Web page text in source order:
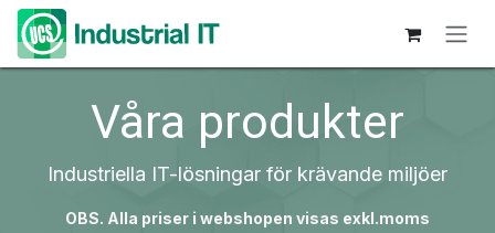
Hoppa till innehåll
Våra produkter
Industriella IT-lösningar för krävande miljöer
OBS. Alla priser i webshopen visas exkl.moms